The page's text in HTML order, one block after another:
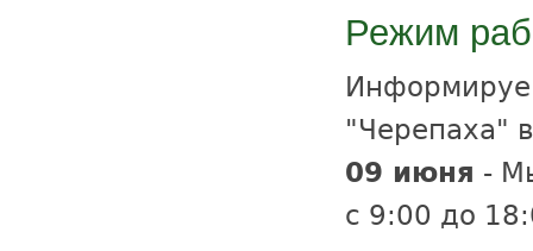
Режим
"Черепаха"
09 июня -
с 9:00 до